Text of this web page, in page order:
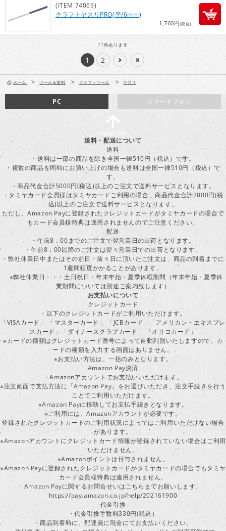
(ITEM 74069)
クラフトヤスリPRO(平/6mm)
1,760円(税込)
11件あります
1 2
ホーム > ツール＆塗料 > クラフトツール > ヤスリ
スマートフォン
PC
送料・配送について
送料
・送料は一部の商品を除き全国一律510円（税込）です。
・複数の商品を同時にお買い上げの場合も送料は全国一律510円（税込）で
す。
・商品代金合計5000円(税込)以上のご注文で送料サービスとなります。
・タミヤカード会員様はタミヤカードご利用の場合、商品代金合計2000円(税
込)以上のご注文で送料サービスとなります。
ただし、Amazon Payに登録されたクレジットカードがタミヤカードの場合で
もカード会員様特典は適用されませんのでご注意ください。
配送
・午前8：00までのご注文で翌営業日の出荷となります。
・午前8：00以降のご注文は翌々営業日での出荷となります。
・弊社休業日中またはその前日・前々日に頂いたご注文は、商品の到着までに
1週間程度かかることがあります。
※弊社休業日・・・土日祝日・年末年始・夏季休暇期間（年末年始・夏季休
業期間については別途ご案内致します）
お支払いについて
クレジットカード
・以下のクレジットカードがご利用いただけます。
「VISAカード」 「マスターカード」 「JCBカード」「アメリカン・エキスプレ
スカード」「ダイナースクラブカード」 「オリコカード」
※カードの種類はクレジットカード番号によって自動判別いたしますので、カ
ードの種類を入力する画面はありません。
※お支払い方法は、一括のみとなります。
Amazon Pay決済
・Amazonアカウントでお支払いいただけます。
※注文画面で支払方法に「Amazon Pay」をお選びいただき、注文手続きを行う
ことでご利用いただけます。
※Amazon Payに移動してお支払手続きとなります。
※ご利用には、Amazonアカウントが必要です。
登録されたクレジットカードのご利用状況によってはご利用いただけない場合
があります。
※Amazonアカウントにクレジットカード情報が登録されていない場合はご利用
いただけません。
※Amazonポイントは付与されません。
※Amazon Payに登録されたクレジットカードがタミヤカードの場合でもタミヤ
カード会員様特典は適用されません。
Amazon Payに関するお問合せいはこちらまでお願いします。
https://pay.amazon.co.jp/help/202161900
代金引換
・代金引換手数料330円(税込）
・商品到着時に、配達員に現金にてお支払いください。